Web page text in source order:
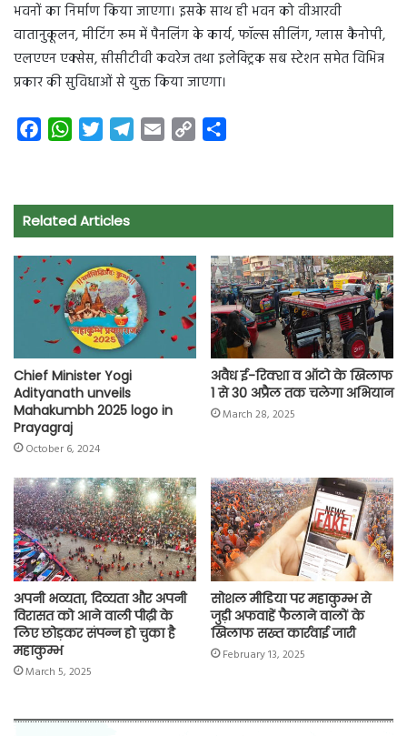
भवनों का निर्माण किया जाएगा। इसके साथ ही भवन को वीआरवी
वातानुकूलन, मीटिंग रूम में पैनलिंग के कार्य, फॉल्स सीलिंग, ग्लास कैनोपी,
एलएएन एक्सेस, सीसीटीवी कवरेज तथा इलेक्ट्रिक सब स्टेशन समेत विभिन्न
प्रकार की सुविधाओं से युक्त किया जाएगा।
e
b
o
k
W
t
s
p
p
t
t
r
e
a
m
i
y
n
k
r
Related Articles
Chief Minister Yogi
Adityanath unveils
Mahakumbh 2025 logo in
Prayagraj
October 6, 2024
अवैध ई-रिक्शा व ऑटो के खिलाफ
1 से 30 अप्रैल तक चलेगा अभियान
March 28, 2025
अपनी भव्यता, दिव्यता और अपनी
विरासत को आने वाली पीढ़ी के
लिए छोड़कर संपन्न हो चुका है
महाकुम्भ
March 5, 2025
सोशल मीडिया पर महाकुम्भ से
जुड़ी अफवाहें फैलाने वालों के
खिलाफ सख्त कार्रवाई जारी
February 13, 2025